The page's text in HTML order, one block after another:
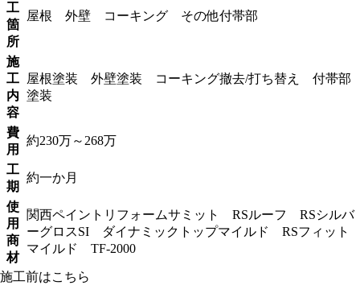
工
箇
所
屋根 外壁 コーキング その他付帯部
施
工
内
容
屋根塗装 外壁塗装 コーキング撤去/打ち替え 付帯部
塗装
費
用
約230万～268万
工
期
約一か月
使
用
商
材
関西ペイントリフォームサミット RSルーフ RSシルバ
ーグロスSI ダイナミックトップマイルド RSフィット
マイルド TF-2000
施工前はこちら